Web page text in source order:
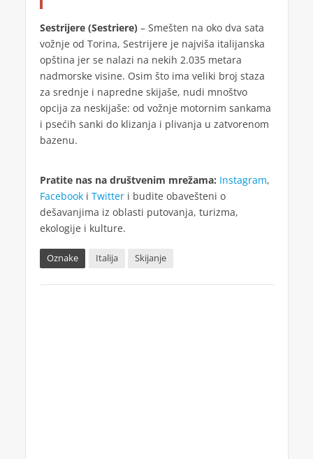
Sestrijere (Sestriere)– Smešten na oko dva sata
vožnje od Torina, Sestrijere je najviša italijanska
opština jer se nalazi na nekih 2.035 metara
nadmorske visine. Osim što ima veliki broj staza
za srednje i napredne skijaše, nudi mnoštvo
opcija za neskijaše: od vožnje motornim sankama
i psećih sanki do klizanja i plivanja u zatvorenom
bazenu.
Pratite nas na društvenim mrežama: Instagram,
Facebooki Twitteri budite obavešteni o
dešavanjima iz oblasti putovanja, turizma,
ekologije i kulture.
Oznake Italija Skijanje